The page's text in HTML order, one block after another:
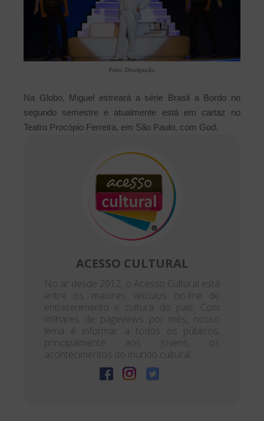
Foto: Divulgação
Na Globo, Miguel estreará a série Brasil a Bordo no
segundo semestre e atualmente está em cartaz no
Teatro Procópio Ferreira, em São Paulo, com God.
ACESSO CULTURAL
No ar desde 2012, o Acesso Cultural está
entre os maiores veículos on-line de
entretenimento e cultura do país. Com
milhares de pageviews por mês, nosso
lema é informar a todos os públicos,
principalmente aos jovens, os
acontecimentos do mundo cultural.